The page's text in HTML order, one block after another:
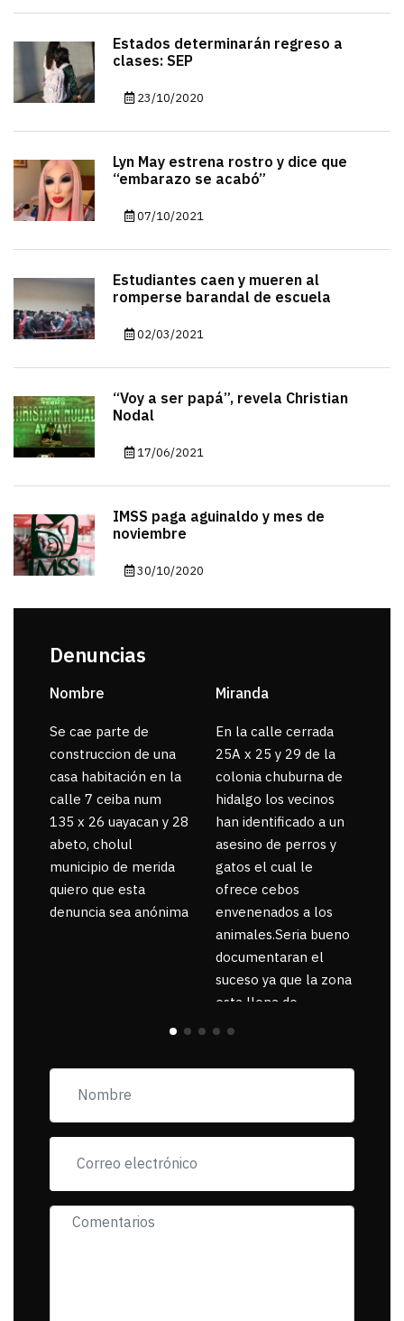
Estados determinarán regreso a
clases: SEP
23/10/2020
Lyn May estrena rostro y dice que
“embarazo se acabó”
07/10/2021
Estudiantes caen y mueren al
romperse barandal de escuela
02/03/2021
“Voy a ser papá”, revela Christian
Nodal
17/06/2021
IMSS paga aguinaldo y mes de
noviembre
30/10/2020
Denuncias
Nombre
Se cae parte de
construccion de una
casa habitación en la
calle 7 ceiba num
135 x 26 uayacan y 28
abeto, cholul
municipio de merida
quiero que esta
denuncia sea anónima
Miranda
En la calle cerrada
25A x 25 y 29 de la
colonia chuburna de
hidalgo los vecinos
han identificado a un
asesino de perros y
gatos el cual le
ofrece cebos
envenenados a los
animales.Seria bueno
documentaran el
suceso ya que la zona
esta llena de
pancartas de
exigiendo al asesino
muerta.